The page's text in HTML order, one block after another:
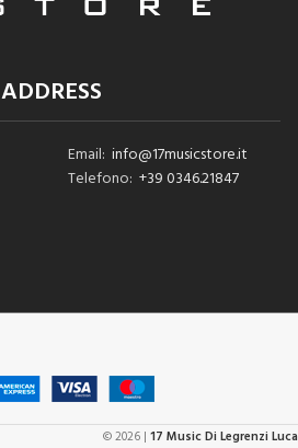
ADDRESS
Email: info@17musicstore.it
Telefono: +39 0346.21847
© 2026 | 17 Music Di Legrenzi Luca